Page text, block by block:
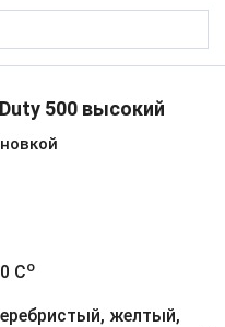
500 высокий
Co
желтый,